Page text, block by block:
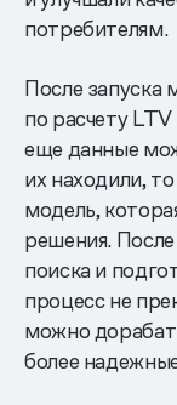
потребителям.
После запуска
по расчету
еще данные
их находили,
модель,
решения.
поиска и
процесс не
можно
более